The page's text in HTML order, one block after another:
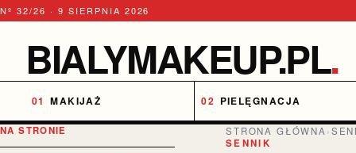
Nº 32/26 · 9 SIERPNIA 2026
BIALYMAKEUP.PL.
MAKIJAŻ PIELĘGNACJA
NA STRONIE STRONA GŁÓWNA ›
SENNIK